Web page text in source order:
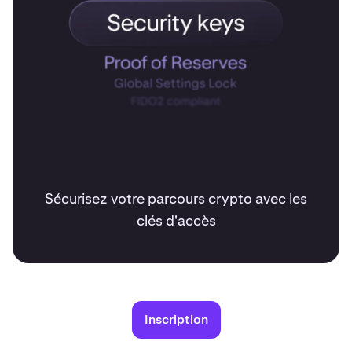
Sécurisez votre parcours crypto avec les
clés d'accès
Inscription